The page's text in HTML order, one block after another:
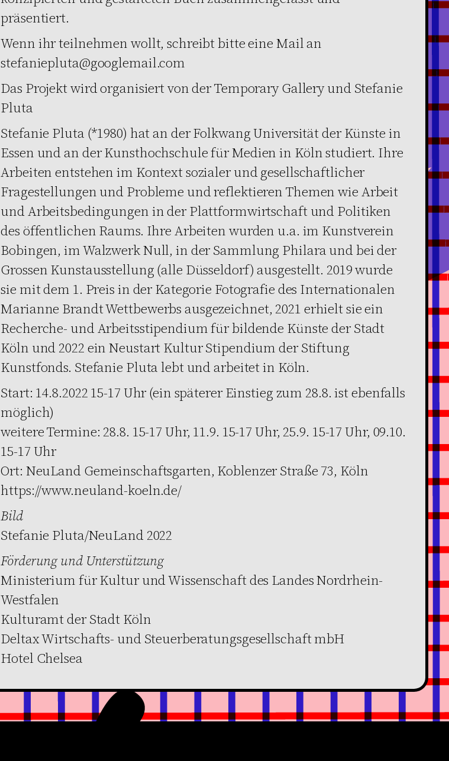
präsentiert.
Wenn ihr teilnehmen wollt, schreibt bitte eine Mail an
stefaniepluta@googlemail.com
Das Projekt wird organisiert von der Temporary Gallery und Stefanie
Pluta
Stefanie Pluta (*1980) hat an der Folkwang Universität der Künste in
Essen und an der Kunsthochschule für Medien in Köln studiert. Ihre
Arbeiten entstehen im Kontext sozialer und gesellschaftlicher
Fragestellungen und Probleme und reflektieren Themen wie Arbeit
und Arbeitsbedingungen in der Plattformwirtschaft und Politiken
des öffentlichen Raums. Ihre Arbeiten wurden u.a. im Kunstverein
Bobingen, im Walzwerk Null, in der Sammlung Philara und bei der
Grossen Kunstausstellung (alle Düsseldorf) ausgestellt. 2019 wurde
sie mit dem 1. Preis in der Kategorie Fotografie des Internationalen
Marianne Brandt Wettbewerbs ausgezeichnet, 2021 erhielt sie ein
Recherche- und Arbeitsstipendium für bildende Künste der Stadt
Köln und 2022 ein Neustart Kultur Stipendium der Stiftung
Kunstfonds. Stefanie Pluta lebt und arbeitet in Köln.
Start: 14.8.2022 15-17 Uhr (ein späterer Einstieg zum 28.8. ist ebenfalls
möglich)
weitere Termine: 28.8. 15-17 Uhr, 11.9. 15-17 Uhr, 25.9. 15-17 Uhr, 09.10.
15-17 Uhr
Ort: NeuLand Gemeinschaftsgarten, Koblenzer Straße 73, Köln
https://www.neuland-koeln.de/
Bild
Stefanie Pluta/NeuLand 2022
Förderung und Unterstützung
Ministerium für Kultur und Wissenschaft des Landes Nordrhein-
Westfalen
Kulturamt der Stadt Köln
Deltax Wirtschafts- und Steuerberatungsgesellschaft mbH
Hotel Chelsea